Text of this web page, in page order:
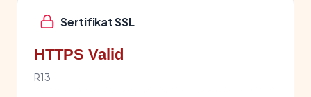
Sertifikat SSL
HTTPS Valid
R13